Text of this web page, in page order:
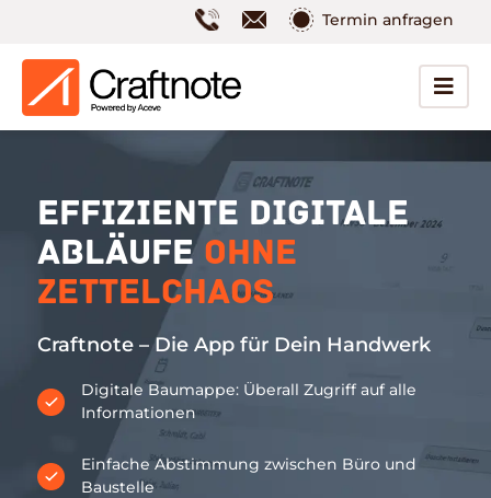
Termin anfragen
Effiziente digitale
Abläufeohne
Zettelchaos
Craftnote – Die App für Dein Handwerk
Digitale Baumappe: Überall Zugriff auf alle
Informationen
Einfache Abstimmung zwischen Büro und
Baustelle